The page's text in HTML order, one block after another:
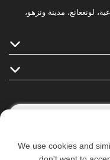
الصناعية، لونغغانغ، مدينة ونزهو،
We use cookies and